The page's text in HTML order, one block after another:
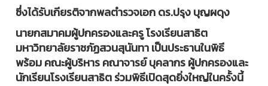
ซึ่งได้รับเกียรติจากพลตำรวจเอก ดร.ปรุง บุญผดุง
นายกสมาคมผู้ปกครองและครู โรงเรียนสาธิต
มหาวิทยาลัยราชภัฏสวนสุนันทา เป็นประธานในพิธี
พร้อม คณะผู้บริหาร คณาจารย์ บุคลากร ผู้ปกครองและ
นักเรียนโรงเรียนสาธิต ร่วมพิธีเปิดสุดยิ่งใหญ่ในครั้งนี้